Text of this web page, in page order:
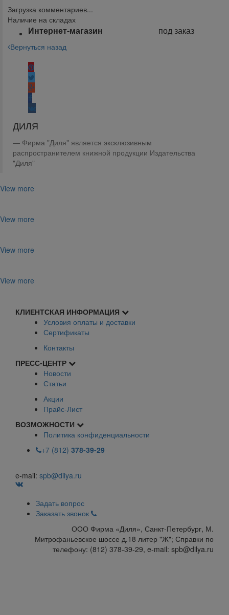
Загрузка комментариев...
Наличие на складах
Интернет-магазин под заказ
Вернуться назад
ДИЛЯ
Фирма "Диля" является эксклюзивным
распространителем книжной продукции Издательства
"Диля"
View more
View more
View more
View more
КЛИЕНТСКАЯ ИНФОРМАЦИЯ
Условия оплаты и доставки
Сертификаты
Контакты
ПРЕСС-ЦЕНТР
Новости
Статьи
Акции
Прайс-Лист
ВОЗМОЖНОСТИ
Политика конфиденциальности
+7 (812) 378-39-29
e-mail: spb@dilya.ru
Задать вопрос
Заказать звонок
ООО Фирма «Диля», Санкт-Петербург, М.
Митрофаньевское шоссе д.18 литер "Ж"; Справки по
телефону: (812) 378-39-29, e-mail: spb@dilya.ru